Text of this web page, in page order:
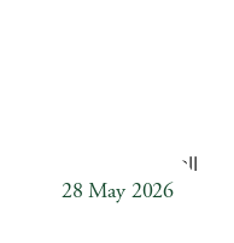
Back to all
28 May 2026